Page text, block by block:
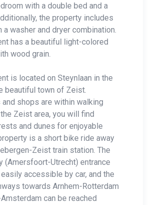
with a double bed and a
the property includes
a washer and dryer combination.
has a beautiful light-colored
wood grain.
is located on Steynlaan in the
beautiful town of Zeist.
and shops are within walking
Zeist area, you will find
and dunes for enjoyable
is a short bike ride away
Zeist train station. The
(Amersfoort-Utrecht) entrance
accessible by car, and the
towards Arnhem-Rotterdam
can be reached